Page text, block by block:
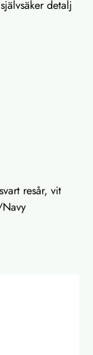
detalj
resår, vit